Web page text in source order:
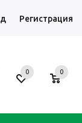
Регистрация
0 0